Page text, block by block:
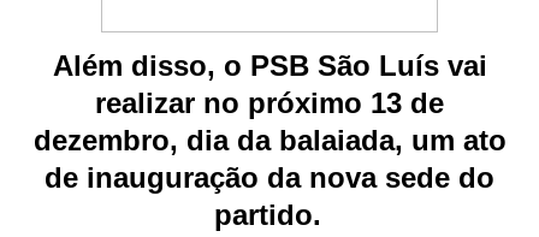
Além disso, o PSB São Luís vai
realizar no próximo 13 de
dezembro, dia da balaiada, um ato
de inauguração da nova sede do
partido.